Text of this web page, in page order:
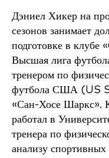
Дэниел Хикер на
сезонов занимает
подготовке в
Высшая лига
тренером по
футбола США (US
«Сан-Хосе Шаркс».
работал в
тренера по
анализу спортивных